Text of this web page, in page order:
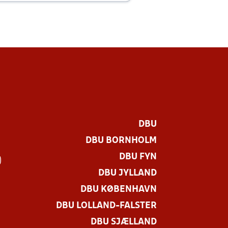
DBU
DBU BORNHOLM
DBU FYN
DBU JYLLAND
DBU KØBENHAVN
DBU LOLLAND-FALSTER
DBU SJÆLLAND